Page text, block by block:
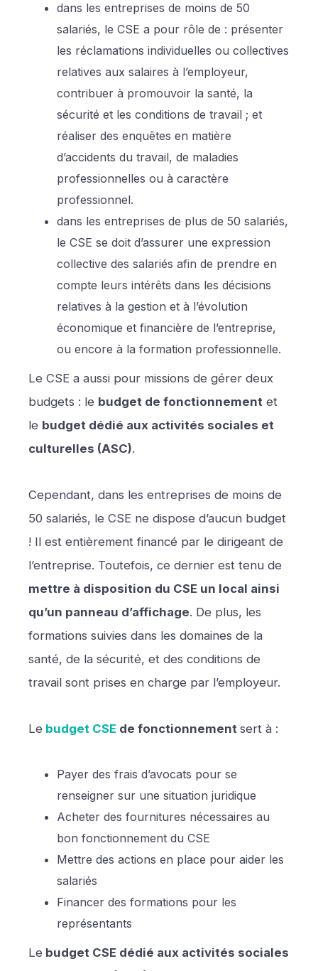
dans les entreprises de moins de 50
salariés, le CSE a pour rôle de : présenter
les réclamations individuelles ou collectives
relatives aux salaires à l’employeur,
contribuer à promouvoir la santé, la
sécurité et les conditions de travail ; et
réaliser des enquêtes en matière
d’accidents du travail, de maladies
professionnelles ou à caractère
professionnel.
dans les entreprises de plus de 50 salariés,
le CSE se doit d’assurer une expression
collective des salariés afin de prendre en
compte leurs intérêts dans les décisions
relatives à la gestion et à l’évolution
économique et financière de l’entreprise,
ou encore à la formation professionnelle.
Le CSE a aussi pour missions de gérer deux
budgets : le budget de fonctionnement et
le budget dédié aux activités sociales et
culturelles (ASC).
Cependant, dans les entreprises de moins de
50 salariés, le CSE ne dispose d’aucun budget
! Il est entièrement financé par le dirigeant de
l’entreprise. Toutefois, ce dernier est tenu de
mettre à disposition du CSE un local ainsi
qu’un panneau d’affichage. De plus, les
formations suivies dans les domaines de la
santé, de la sécurité, et des conditions de
travail sont prises en charge par l’employeur.
Le budget CSE de fonctionnement sert à :
Payer des frais d’avocats pour se
renseigner sur une situation juridique
Acheter des fournitures nécessaires au
bon fonctionnement du CSE
Mettre des actions en place pour aider les
salariés
Financer des formations pour les
représentants
Le budget CSE dédié aux activités sociales